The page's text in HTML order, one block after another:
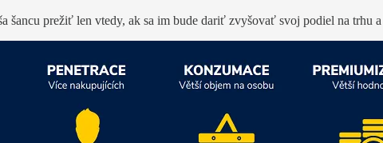
šancu prežiť len vtedy, ak sa im bude dariť zvyšovať svoj podiel na trhu